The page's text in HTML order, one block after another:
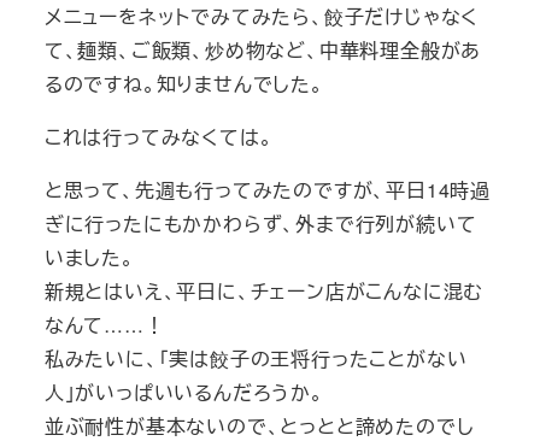
メニューをネットでみてみたら、餃子だけじゃなく
て、麺類、ご飯類、炒め物など、中華料理全般があ
るのですね。知りませんでした。
これは行ってみなくては。
と思って、先週も行ってみたのですが、平日14時過
ぎに行ったにもかかわらず、外まで行列が続いて
いました。
新規とはいえ、平日に、チェーン店がこんなに混む
なんて……！
私みたいに、「実は餃子の王将行ったことがない
人」がいっぱいいるんだろうか。
並ぶ耐性が基本ないので、とっとと諦めたのでし